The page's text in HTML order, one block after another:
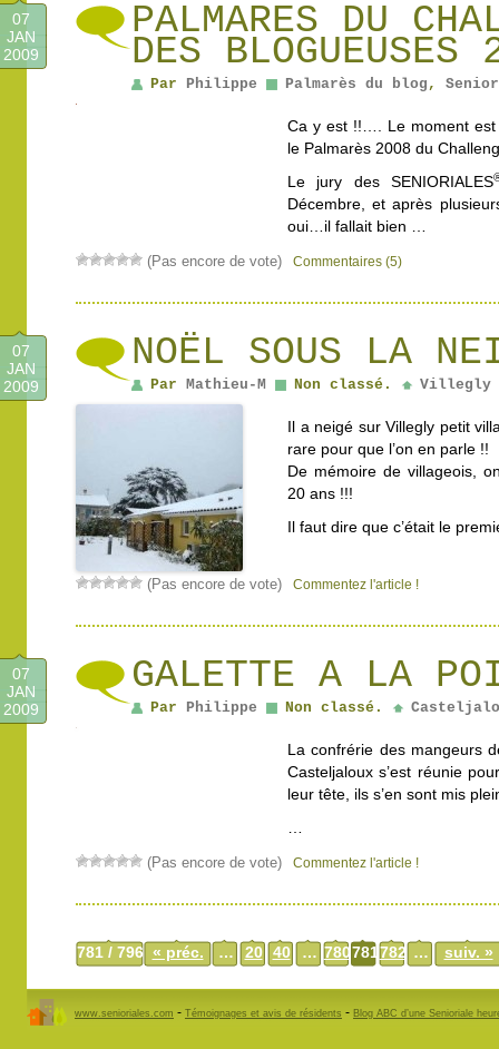
PALMARES DU
DES BLOGUEUSES
07
JAN
2009
Par Philippe Palmarès du blog ,
Ca y est !!…. Le moment
le Palmarès 2008 du
Le jury des SENIORIALES
Décembre, et après
oui…il fallait bien …
(Pas encore de vote) Commentaires (5)
NOËL SOUS LA
07
JAN
2009
Par Mathieu-M Non classé. Villegly
Il a neigé sur Villegly petit
rare pour que l’on en parle !!
De mémoire de villageois,
20 ans !!!
Il faut dire que c’était le
(Pas encore de vote) Commentez l'article !
GALETTE A LA
07
JAN
2009
Par Philippe Non classé.
La confrérie des mangeurs
Casteljaloux s’est réunie
leur tête, ils s’en sont mis
(Pas encore de vote) Commentez l'article !
781 / 796 « préc. … 20 40 … 780781782 … suiv. »
www.senioriales.com - Témoignages et avis de résidents - Blog ABC d’une Senioriale